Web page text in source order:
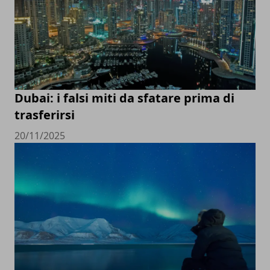
Dubai: i falsi miti da sfatare prima di
trasferirsi
20/11/2025